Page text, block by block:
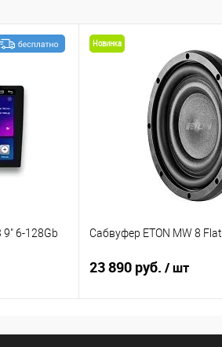
9" 6-128Gb
Новинка
Сабвуфер ETON MW 8 Flat
23 890 руб. / шт